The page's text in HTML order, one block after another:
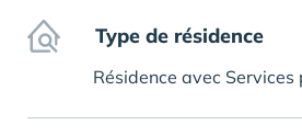
Type de résidence
Résidence avec Services